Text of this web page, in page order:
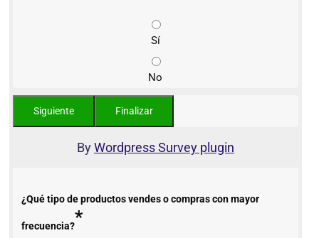
Sí
No
ByWordpress Survey plugin
¿Qué tipo de productos vendes o compras con mayor
frecuencia?*